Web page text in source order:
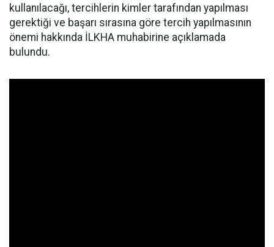
kullanılacağı, tercihlerin kimler tarafından yapılması
gerektiği ve başarı sırasına göre tercih yapılmasının
önemi hakkında İLKHA muhabirine açıklamada
bulundu.